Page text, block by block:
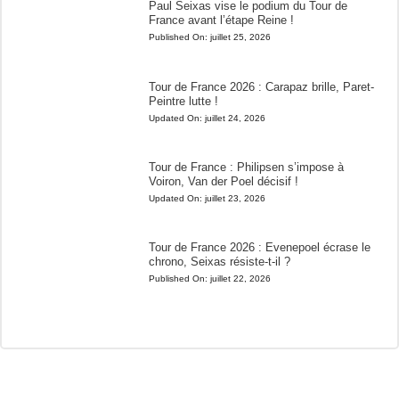
Paul Seixas vise le podium du Tour de
France avant l’étape Reine !
Published On: juillet 25, 2026
Tour de France 2026 : Carapaz brille, Paret-
Peintre lutte !
Updated On: juillet 24, 2026
Tour de France : Philipsen s’impose à
Voiron, Van der Poel décisif !
Updated On: juillet 23, 2026
Tour de France 2026 : Evenepoel écrase le
chrono, Seixas résiste-t-il ?
Published On: juillet 22, 2026